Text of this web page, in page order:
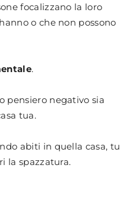
focalizzano la loro
o che non possono
.
pensiero negativo sia
tua.
abiti in quella casa, tu
la spazzatura.